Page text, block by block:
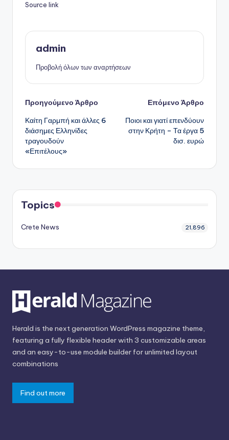
Source link
admin
Προβολή όλων των αναρτήσεων
Πλοήγηση
δημοσιεύσεων
Προηγούμενο Άρθρο
Καίτη Γαρμπή και άλλες 6
διάσημες Ελληνίδες
τραγουδούν
«Επιτέλους»
Επόμενο Άρθρο
Ποιοι και γιατί επενδύουν
στην Κρήτη – Τα έργα 5
δισ. ευρώ
Topics
Crete News 21,896
Herald is the next generation WordPress magazine theme,
featuring a fully flexible header with 3 customizable areas
and an easy-to-use module builder for unlimited layout
combinations
Find out more